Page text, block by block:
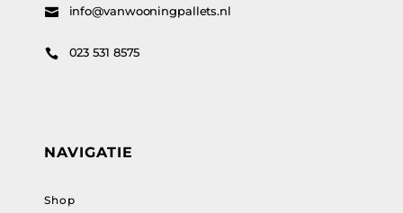
 info@vanwooningpallets.nl
 023 531 8575
NAVIGATIE
Shop